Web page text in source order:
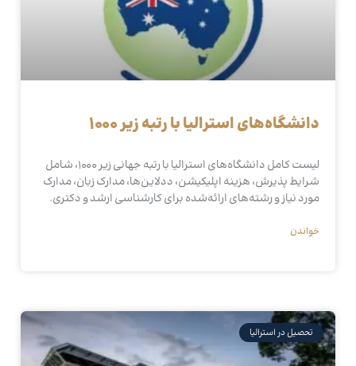
دانشگاه‌های استرالیا با رتبه زیر ۱۰۰۰
لیست کامل دانشگاه‌های استرالیا با رتبه جهانی زیر ۱۰۰۰، شامل
شرایط پذیرش، هزینه اپلیکیشن، ددلاین‌ها، مدارک زبان، مدارک
مورد نیاز و رشته‌های ارائه‌شده برای کارشناسی ارشد و دکتری.
خواندن
تحصیل در استرالیا